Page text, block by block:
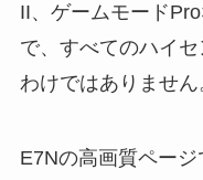
II、ゲームモード
で、すべてのハイ
わけではありません
E7Nの高画質ペー